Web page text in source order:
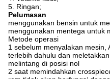
5. Ringan;
Pelumasan
menggunakan bensin untuk
menggunakan mentega untuk
Metode operasi
1 sebelum menyalakan mesin,
terlebih dahulu dan
melintang di posisi nol
2 saat memindahkan